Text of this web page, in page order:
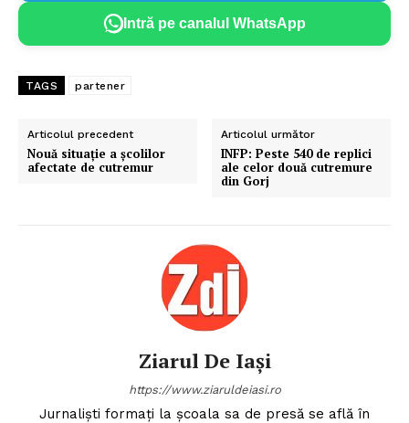
Intră pe canalul WhatsApp
TAGS partener
Articolul precedent
Nouă situație a școlilor
afectate de cutremur
Articolul următor
INFP: Peste 540 de replici
ale celor două cutremure
din Gorj
Ziarul De Iași
https://www.ziaruldeiasi.ro
Jurnalişti formaţi la şcoala sa de presă se află în